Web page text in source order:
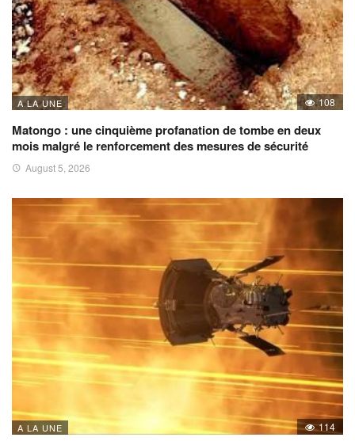
A LA UNE 108
Matongo : une cinquième profanation de tombe en deux
mois malgré le renforcement des mesures de sécurité
August 5, 2026
A LA UNE 114